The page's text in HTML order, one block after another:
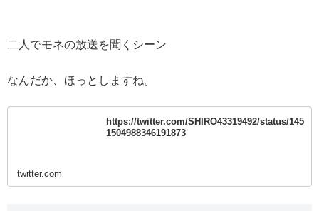
二人でモネの放送を聞くシーン
なんだか、ほっとしますね。
https://twitter.com/SHIRO43319492/status/145
1504988346191873
twitter.com